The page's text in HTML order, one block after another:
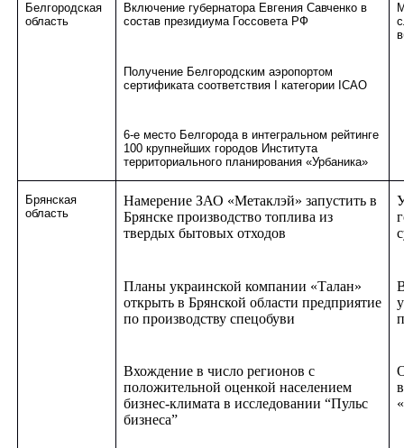
Белгородская
область
Включение губернатора Евгения Савченко в
состав президиума Госсовета РФ
Получение Белгородским аэропортом
сертификата соответствия
категории ICAO
6-е место Белгорода в интегральном рейтинге
100 крупнейших городов Института
территориального планирования «Урбаника»
Брянская
область
Намерение ЗАО «Метаклэй» запустить в
Брянске производство топлива из
твердых бытовых отходов
Планы украинской компании «Талан»
открыть в Брянской области предприятие
по производству спецобуви
Вхождение в число регионов с
положительной оценкой населением
бизнес-климата в исследовании “Пульс
бизнеса”